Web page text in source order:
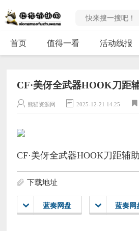
首页 值得一看 活动线报
CF·美伢全武器HOOK刀距
熊猫资源网 2025-12-21 14:25
CF·美伢全武器HOOK刀距辅助
下载地址
蓝奏网盘 蓝奏网